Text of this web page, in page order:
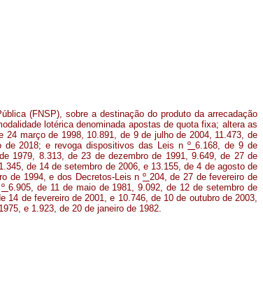
(FNSP), sobre a destinação do produto da arrecadação
lotérica denominada apostas de quota fixa; altera as
24 março de 1998, 10.891, de 9 de julho de 2004, 11.473, de
de 2018; e revoga dispositivos das Leis nº6.168, de 9 de
1979, 8.313, de 23 de dezembro de 1991, 9.649, de 27 de
de 14 de setembro de 2006, e 13.155, de 4 de agosto de
de 1994, e dos Decretos-Leis n º 204, de 27 de fevereiro de
º 6.905, de 11 de maio de 1981, 9.092, de 12 de setembro de
14 de fevereiro de 2001, e 10.746, de 10 de outubro de 2003,
e 1.923, de 20 de janeiro de 1982.